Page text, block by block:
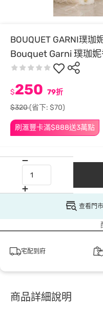
BOUQUET GARNI璞珈
Bouquet Garni 璞珈
刷滙豐卡滿$888送3萬點
$250 79折
$320(省下: $70)
查看門
宅配到府
商品詳細說明